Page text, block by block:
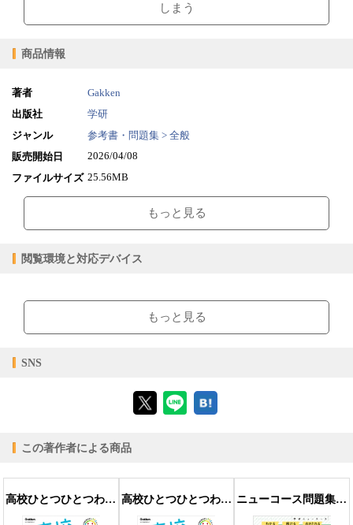
しまう
商品情報
著者
Gakken
出版社
学研
ジャンル
参考書・問題集 > 全般
販売開始日
2026/04/08
ファイルサイズ 25.56MB
ファイル形式
epub
購入
レンタル
閲覧可能期間
もっと見る
閲覧環境と対応デバイス
ブラウザビューア・PC版ConTenDoビューア・モバイルビューア
【対応デバイス】
【PC版ConTenDoビューア】
【モバイルビューア】
もっと見る
SNS
この著作者による商品
高校ひとつひとつわかりやすく 高校数学IIIをひとつひとつわかりやすく。 高校ひとつひとつわかりやすく 高校数学IIをひとつひとつわかりやすく。改訂版 ニューコース問題集 中3理科 新装版